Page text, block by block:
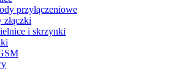
przyłączeniowe
i skrzynki